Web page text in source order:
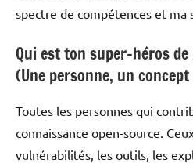
spectre de compétences et ma
Qui est ton super-héros
(Une personne, un
Toutes les personnes qui
connaissance open-source.
vulnérabilités, les outils, les